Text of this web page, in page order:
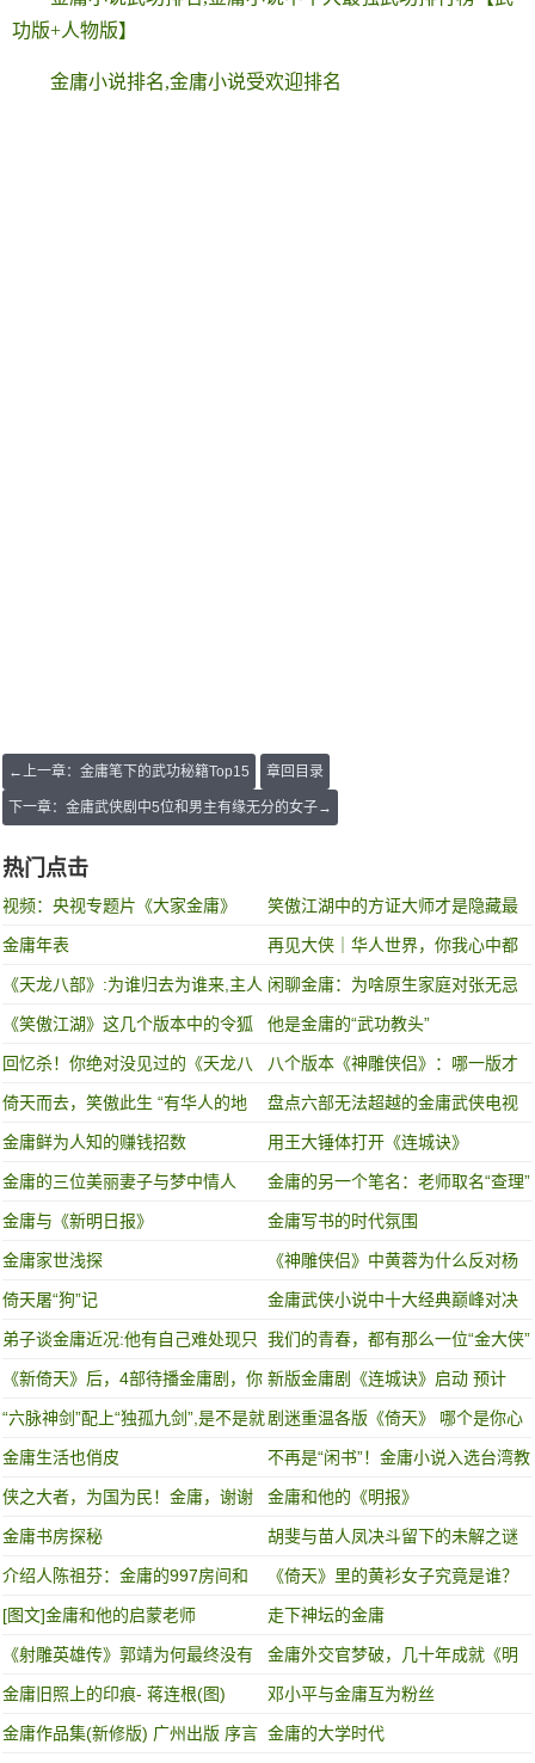
功版+人物版】
金庸小说排名,金庸小说受欢迎排名
←上一章：金庸笔下的武功秘籍Top15 章回目录
下一章：金庸武侠剧中5位和男主有缘无分的女子→
热门点击
视频：央视专题片《大家金庸》
笑傲江湖中的方证大师才是隐藏最
深的伪君子？
金庸年表
再见大侠｜华人世界，你我心中都
有一个金庸!
《天龙八部》:为谁归去为谁来,主人
恩重朱帘卷
闲聊金庸：为啥原生家庭对张无忌
没有影响？
《笑傲江湖》这几个版本中的令狐
冲谁最符合你心中的形象?
他是金庸的“武功教头”
回忆杀！你绝对没见过的《天龙八
部》珍藏照
八个版本《神雕侠侣》：哪一版才
是童年的最爱
倚天而去，笑傲此生 “有华人的地
方，就有金庸的武侠”
盘点六部无法超越的金庸武侠电视
剧
金庸鲜为人知的赚钱招数 用王大锤体打开《连城诀》
金庸的三位美丽妻子与梦中情人 金庸的另一个笔名：老师取名“查理”
金庸与《新明日报》 金庸写书的时代氛围
金庸家世浅探
《神雕侠侣》中黄蓉为什么反对杨
过娶小龙女？
倚天屠“狗”记 金庸武侠小说中十大经典巅峰对决
弟子谈金庸近况:他有自己难处现只
想过普通生活
我们的青春，都有那么一位“金大侠”
《新倚天》后，4部待播金庸剧，你
期待哪一部？
新版金庸剧《连城诀》启动 预计
2019年初开拍
“六脉神剑”配上“独孤九剑”,是不是就
天下无敌了?
剧迷重温各版《倚天》 哪个是你心
目中的"最经典"?
金庸生活也俏皮
不再是“闲书”！金庸小说入选台湾教
科书试卷
侠之大者，为国为民！金庸，谢谢
你留下的侠义!
金庸和他的《明报》
金庸书房探秘 胡斐与苗人凤决斗留下的未解之谜
介绍人陈祖芬：金庸的997房间和
1997年
《倚天》里的黄衫女子究竟是谁？
（神猜测）
[图文]金庸和他的启蒙老师 走下神坛的金庸
《射雕英雄传》郭靖为何最终没有
选择华筝？
金庸外交官梦破，几十年成就《明
报》系列
金庸旧照上的印痕- 蒋连根(图) 邓小平与金庸互为粉丝
金庸作品集(新修版) 广州出版 序言 金庸的大学时代